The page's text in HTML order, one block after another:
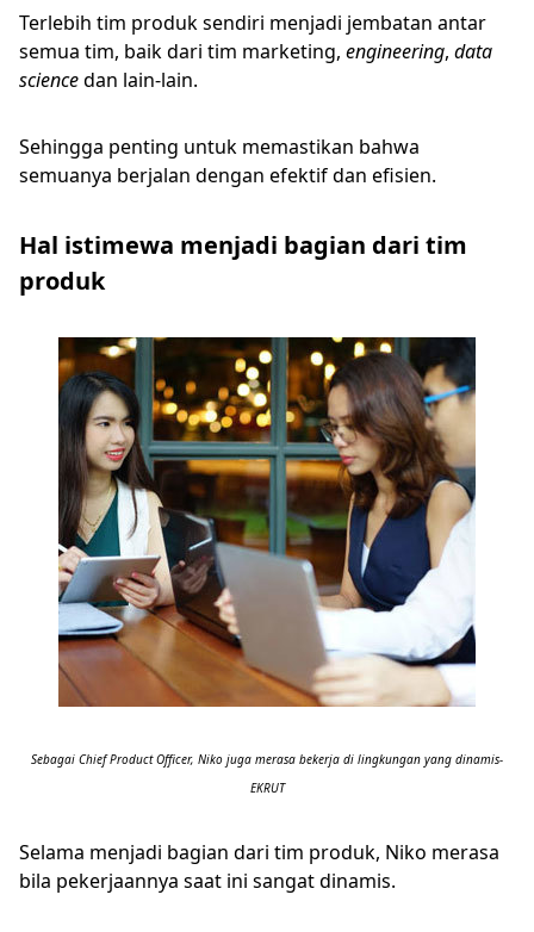
Terlebih tim produk sendiri menjadi jembatan antar
semua tim, baik dari tim marketing, engineering, data
sciencedan lain-lain.
Sehingga penting untuk memastikan bahwa
semuanya berjalan dengan efektif dan efisien.
Hal istimewa menjadi bagian dari tim
produk
Sebagai Chief Product Officer, Niko juga merasa bekerja di lingkungan yang dinamis-
EKRUT
Selama menjadi bagian dari tim produk, Niko merasa
bila pekerjaannya saat ini sangat dinamis.